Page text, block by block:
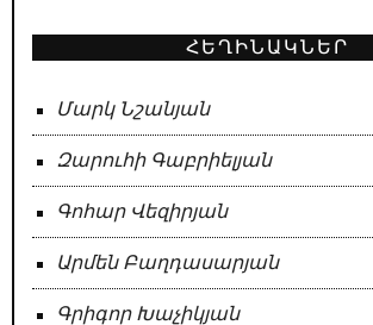
ՀԵՂԻՆԱԿՆԵՐ
Մարկ Նշանյան
Զարուհի Գաբրիելյան
Գոհար Վեզիրյան
Արմեն Բաղդասարյան
Գրիգոր Խաչիկյան